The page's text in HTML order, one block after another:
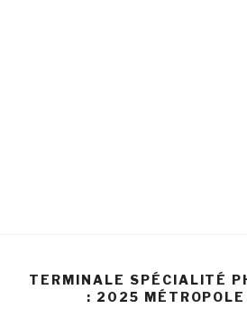
TERMINALE SPÉCIALITÉ
: 2025